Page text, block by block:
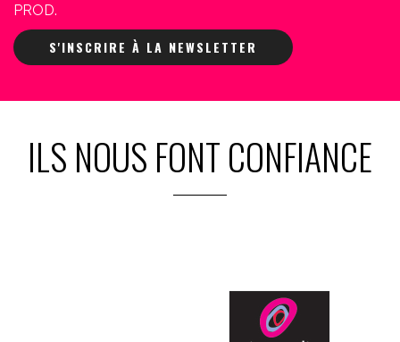
PROD.
S'INSCRIRE À LA NEWSLETTER
ILS NOUS FONT CONFIANCE